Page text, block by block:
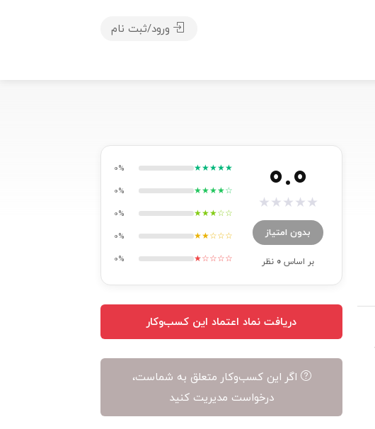
ورود/ثبت نام
0.0
★
★
★
★
★
بدون امتیاز
بر اساس0 نظر
★★★★★
0%
★★★★☆
0%
★★★☆☆
0%
★★☆☆☆
0%
★☆☆☆☆
0%
دریافت نماد اعتماد این کسب‌وکار
اگر این کسب‌وکار متعلق به شماست،
درخواست مدیریت کنید